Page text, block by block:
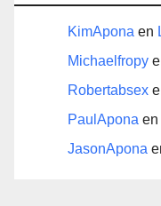
KimApona en
Michaelfropy
Robertabsex
PaulApona en
JasonApona